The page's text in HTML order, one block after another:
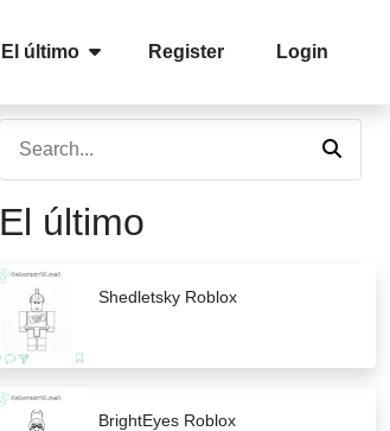
El último Register Login
El último
Shedletsky Roblox
BrightEyes Roblox